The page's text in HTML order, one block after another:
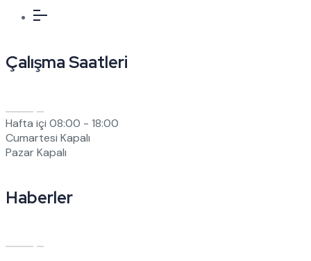
Çalışma Saatleri
Hafta içi 08:00 - 18:00
Cumartesi Kapalı
PazarKapalı
Haberler